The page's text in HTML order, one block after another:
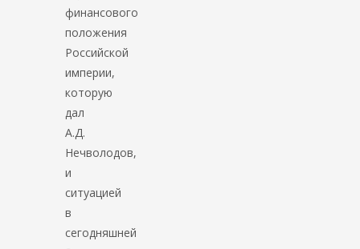
финансового
положения
Российской
империи,
которую
дал
А.Д.
Нечволодов,
и
ситуацией
в
сегодняшней